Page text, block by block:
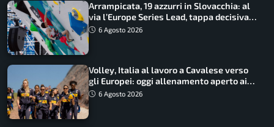
Arrampicata, 19 azzurri in Slovacchia: al
via l’Europe Series Lead, tappa decisiva
per la Speed
6 Agosto 2026
Volley, Italia al lavoro a Cavalese verso
gli Europei: oggi allenamento aperto ai
tifosi
6 Agosto 2026